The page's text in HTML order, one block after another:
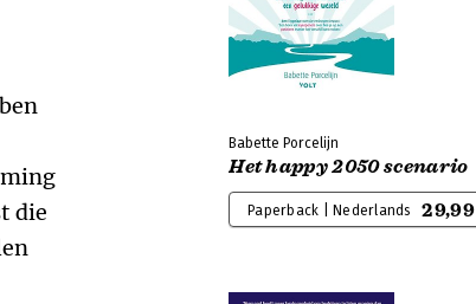
die
Babette Porcelijn
Het happy 2050 scenario
Paperback | Nederlands 29,99